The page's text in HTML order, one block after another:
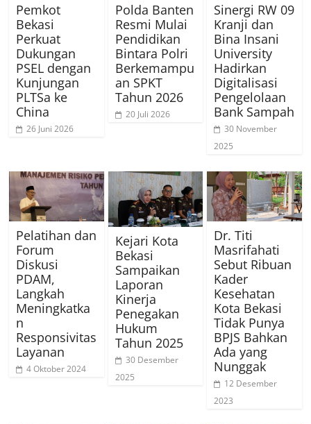
Pemkot
Bekasi
Perkuat
Dukungan
PSEL dengan
Kunjungan
PLTSa ke
China
26 Juni 2026
Polda Banten
Resmi Mulai
Pendidikan
Bintara Polri
Berkemampu
an SPKT
Tahun 2026
20 Juli 2026
Sinergi RW 09
Kranji dan
Bina Insani
University
Hadirkan
Digitalisasi
Pengelolaan
Bank Sampah
30 November
2025
Pelatihan dan
Forum
Diskusi
PDAM,
Langkah
Meningkatka
n
Responsivitas
Layanan
4 Oktober 2024
Kejari Kota
Bekasi
Sampaikan
Laporan
Kinerja
Penegakan
Hukum
Tahun 2025
30 Desember
2025
Dr. Titi
Masrifahati
Sebut Ribuan
Kader
Kesehatan
Kota Bekasi
Tidak Punya
BPJS Bahkan
Ada yang
Nunggak
12 Desember
2023